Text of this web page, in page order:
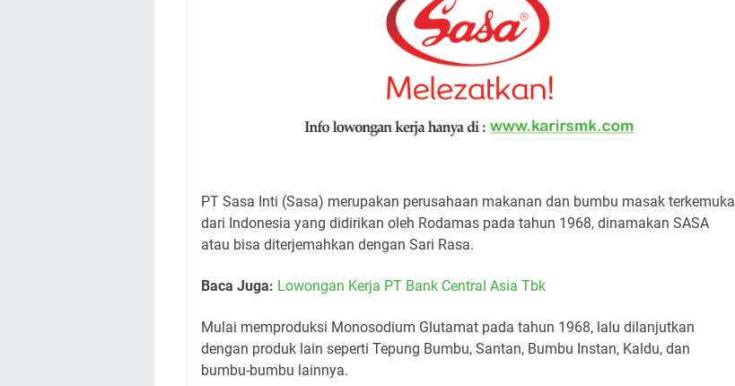
PT Sasa Inti (Sasa) merupakan perusahaan makanan dan bumbu masak terkemuka
dari Indonesia yang didirikan oleh Rodamas pada tahun 1968, dinamakan SASA
atau bisa diterjemahkan dengan Sari Rasa.
Baca Juga: Lowongan Kerja PT Bank Central Asia Tbk
Mulai memproduksi Monosodium Glutamat pada tahun 1968, lalu dilanjutkan
dengan produk lain seperti Tepung Bumbu, Santan, Bumbu Instan, Kaldu, dan
bumbu-bumbu lainnya.